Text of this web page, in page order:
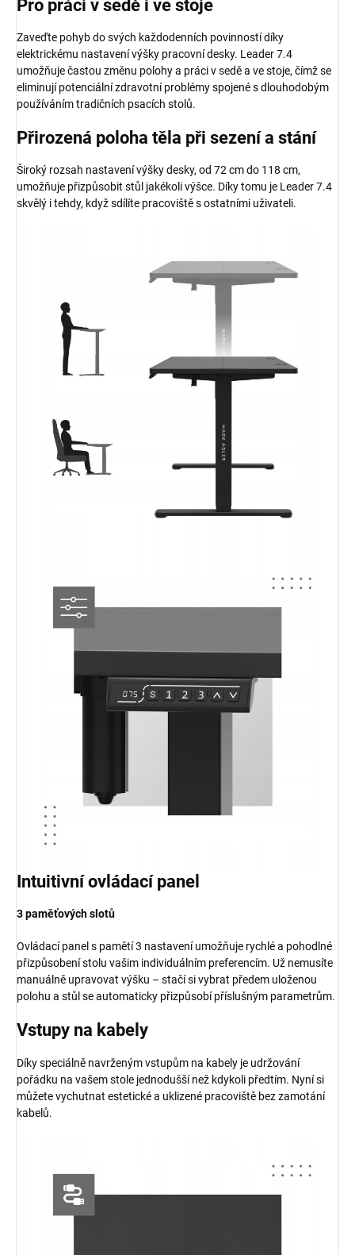
Pro práci v sedě i ve stoje
Zaveďte pohyb do svých každodenních povinností díky
elektrickému nastavení výšky pracovní desky. Leader 7.4
umožňuje častou změnu polohy a práci v sedě a ve stoje, čímž se
eliminují potenciální zdravotní problémy spojené s dlouhodobým
používáním tradičních psacích stolů.
Přirozená poloha těla při sezení a stání
Široký rozsah nastavení výšky desky, od 72 cm do 118 cm,
umožňuje přizpůsobit stůl jakékoli výšce. Díky tomu je Leader 7.4
skvělý i tehdy, když sdílíte pracoviště s ostatními uživateli.
Intuitivní ovládací panel
3 paměťových slotů
Ovládací panel s pamětí 3 nastavení umožňuje rychlé a pohodlné
přizpůsobení stolu vašim individuálním preferencím. Už nemusíte
manuálně upravovat výšku – stačí si vybrat předem uloženou
polohu a stůl se automaticky přizpůsobí příslušným parametrům.
Vstupy na kabely
Díky speciálně navrženým vstupům na kabely je udržování
pořádku na vašem stole jednodušší než kdykoli předtím. Nyní si
můžete vychutnat estetické a uklizené pracoviště bez zamotání
kabelů.